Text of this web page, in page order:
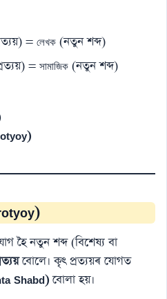
= লেখক (নতুন শব্দ)
= সামাজিক (নতুন শব্দ)
হৈ নতুন শব্দ (বিশেষ্য বা
বোলে। কৃৎ প্ৰত্যয়ৰ যোগত
Shabd)বোলা হয়।